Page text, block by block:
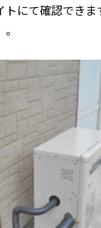
トにて確認でき